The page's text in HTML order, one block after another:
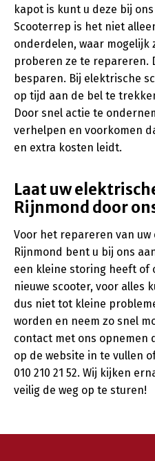
kapot is kunt u deze bij
Scooterrep is het niet
onderdelen, waar mogelijk
proberen ze te repareren.
besparen. Bij elektrische
op tijd aan de bel te
Door snel actie te
verhelpen en voorkomen
en extra kosten leidt.
Laat uw
Rijnmond door
Voor het repareren van
Rijnmond bent u bij ons
een kleine storing heeft of
nieuwe scooter, voor alles
dus niet tot kleine
worden en neem zo snel
contact met ons opnemen
op de website in te vullen
010 210 21 52. Wij kijken
veilig de weg op te sturen!